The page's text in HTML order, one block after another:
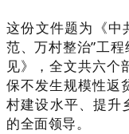
这份文件题为《中
范、万村整治”工
见》，全文共六个
保不发生规模性返
村建设水平、提升
的全面领导。